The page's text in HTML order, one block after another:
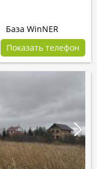
База WinNER
Показать телефон